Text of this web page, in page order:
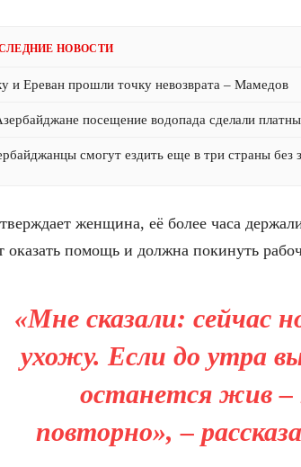
НОВОСТИ
и Ереван прошли точку невозврата – Мамедов
посещение водопада сделали
смогут ездить еще в три страны без
женщина, её более часа
оказать помощь и должна покинуть
«Мне сказали: сейчас
ухожу. Если до утра
останется жив –
повторно», –